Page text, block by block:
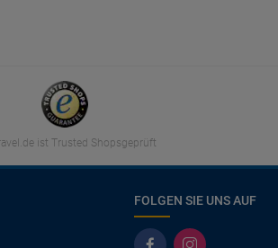
ist Trusted Shopsgeprüft
FOLGEN SIE UNS AUF